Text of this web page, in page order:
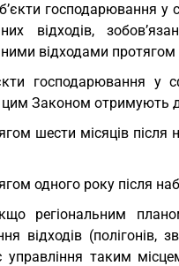
господарювання у
відходів,
відходами
господарювання у
цим Законом отримують
шести місяців
одного року після
регіональним
відходів
управління таким